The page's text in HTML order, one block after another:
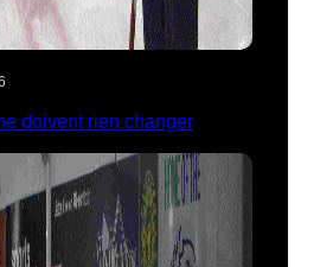
doivent rien changer